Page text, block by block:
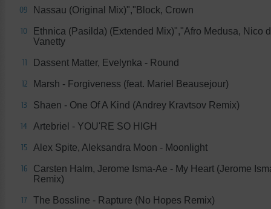
09 Nassau (Original Mix)","Block, Crown
10
Ethnica (Pasilda) (Extended Mix)","Afro Medusa, Nico
Vanetty
11 Dassent Matter, Evelynka - Round
12 Marsh - Forgiveness (feat. Mariel Beausejour)
13 Shaen - One Of A Kind (Andrey Kravtsov Remix)
14 Artebriel - YOU'RE SO HIGH
15 Alex Spite, Aleksandra Moon - Moonlight
16
Carsten Halm, Jerome Isma-Ae - My Heart (Jerome
Remix)
17 The Bossline - Rapture (No Hopes Remix)